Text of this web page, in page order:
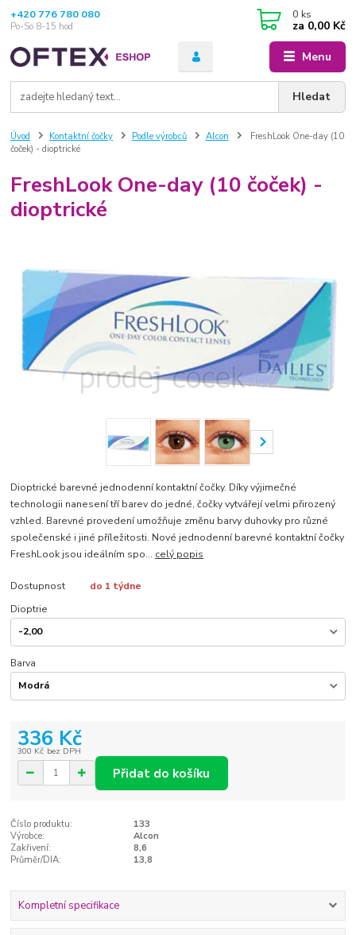
Menu
Hledat
+420 776 780 080
Po-So 8-15 hod
0 ks
za 0,00 Kč
Úvod Kontaktní čočky Podle výrobců Alcon
FreshLook One-day (10
čoček) - dioptrické
FreshLook One-day (10 čoček) -
dioptrické
Dioptrické barevné jednodenní kontaktní čočky. Díky výjimečné
technologii nanesení tří barev do jedné, čočky vytvářejí velmi přirozený
vzhled. Barevné provedení umožňuje změnu barvy duhovky pro různé
společenské i jiné příležitosti. Nové jednodenní barevné kontaktní čočky
FreshLook jsou ideálním spo... celý popis
Dostupnost
do 1 týdne
Dioptrie
Barva
336 Kč
300 Kč bez DPH
Přidat do košíku
Číslo produktu:
133
Výrobce:
Alcon
Zakřivení:
8,6
Průměr/DIA:
13,8
Kompletní specifikace